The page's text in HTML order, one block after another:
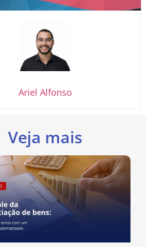
Ariel Alfonso
Veja mais